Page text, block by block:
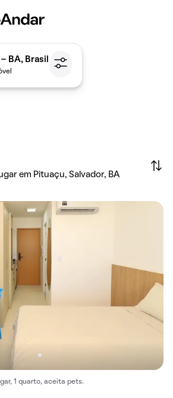
BA, Brasil
em Pituaçu, Salvador, BA
1 quarto, aceita pets.